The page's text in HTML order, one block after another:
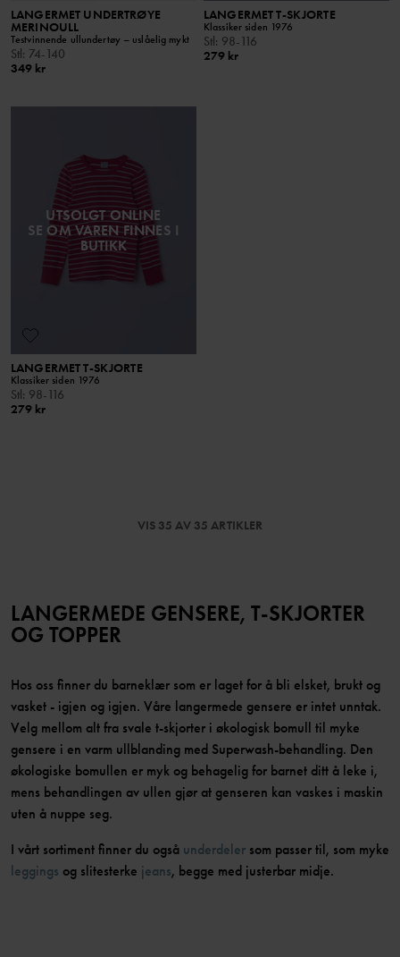
LANGERMET UNDERTRØYE
MERINOULL
Testvinnende ullundertøy – uslåelig mykt
Stl: 74-140
349 kr
LANGERMET T-SKJORTE
Klassiker siden 1976
Stl: 98-116
279 kr
UTSOLGT ONLINE
SE OM VAREN FINNES I
BUTIKK
LANGERMET T-SKJORTE
Klassiker siden 1976
Stl: 98-116
279 kr
VIS 35 AV 35 ARTIKLER
LANGERMEDE GENSERE, T-SKJORTER
OG TOPPER
Hos oss finner du barneklær som er laget for å bli elsket, brukt og
vasket - igjen og igjen. Våre langermede gensere er intet unntak.
Velg mellom alt fra svale t-skjorter i økologisk bomull til myke
gensere i en varm ullblanding med Superwash-behandling. Den
økologiske bomullen er myk og behagelig for barnet ditt å leke i,
mens behandlingen av ullen gjør at genseren kan vaskes i maskin
uten å nuppe seg.
I vårt sortiment finner du også underdeler som passer til, som myke
leggings og slitesterke jeans, begge med justerbar midje.